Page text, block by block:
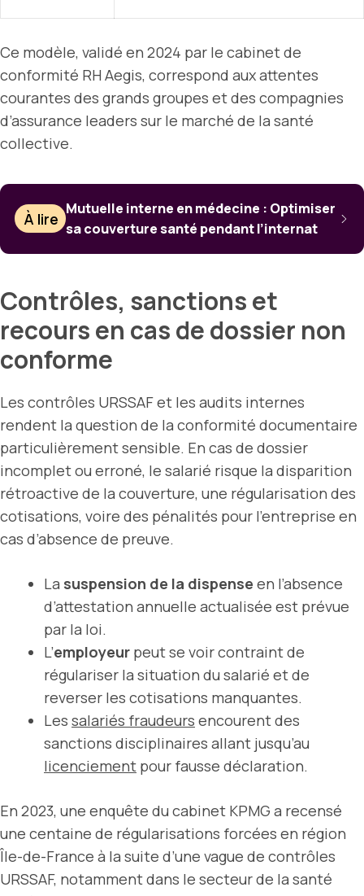
Ce modèle, validé en 2024 par le cabinet de
conformité RH Aegis, correspond aux attentes
courantes des grands groupes et des compagnies
d’assurance leaders sur le marché de la santé
collective.
À lire
Mutuelle interne en médecine : Optimiser
sa couverture santé pendant l’internat
Contrôles, sanctions et
recours en cas de dossier non
conforme
Les contrôles URSSAF et les audits internes
rendent la question de la conformité documentaire
particulièrement sensible. En cas de dossier
incomplet ou erroné, le salarié risque la disparition
rétroactive de la couverture, une régularisation des
cotisations, voire des pénalités pour l’entreprise en
cas d’absence de preuve.
La suspension de la dispense en l’absence
d’attestation annuelle actualisée est prévue
par la loi.
L’employeur peut se voir contraint de
régulariser la situation du salarié et de
reverser les cotisations manquantes.
Les salariés fraudeurs encourent des
sanctions disciplinaires allant jusqu’au
licenciement pour fausse déclaration.
En 2023, une enquête du cabinet KPMG a recensé
une centaine de régularisations forcées en région
Île-de-France à la suite d’une vague de contrôles
URSSAF, notamment dans le secteur de la santé